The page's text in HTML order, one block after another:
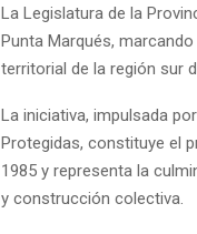
La Legislatura de la
Punta Marqués,
territorial de la región sur
La iniciativa, impulsada
Protegidas, constituye el
1985 y representa la
y construcción colectiva.